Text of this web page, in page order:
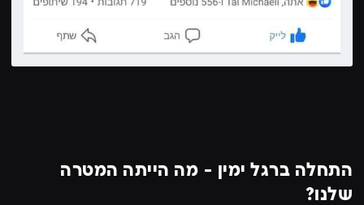
התחלה ברגל ימין - מה הייתה המטרה
שלנו?